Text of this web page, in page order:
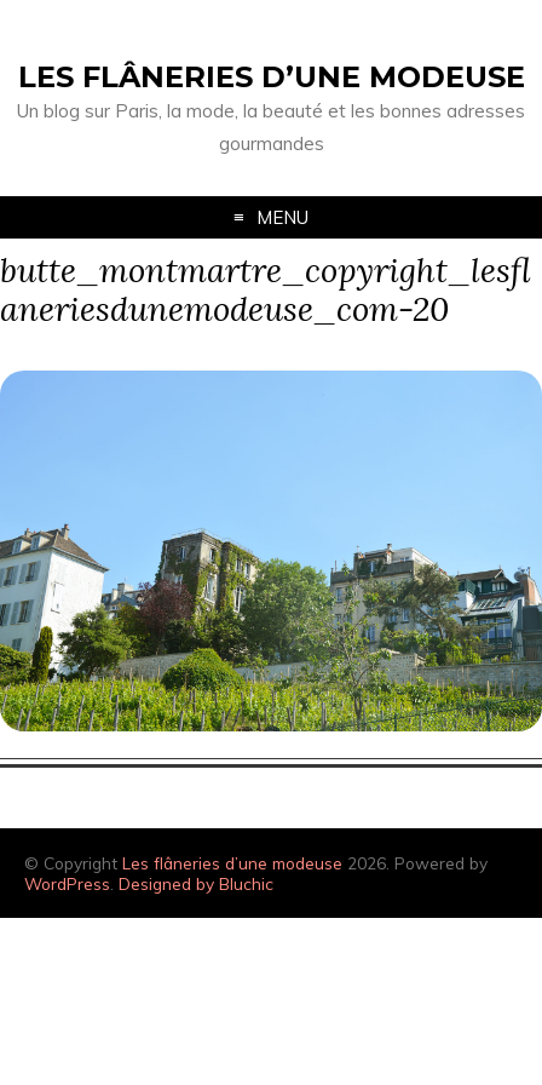
LES FLÂNERIES D’UNE MODEUSE
Un blog sur Paris, la mode, la beauté et les bonnes adresses
gourmandes
MENU
butte_montmartre_copyright_lesfl
aneriesdunemodeuse_com-20
© Copyright Les flâneries d’une modeuse 2026. Powered by
WordPress Designed by Bluchic